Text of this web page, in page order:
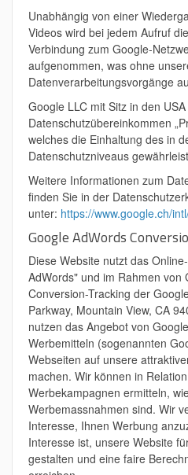
Unabhängig von einer
Videos wird bei jedem Aufruf
Verbindung zum Google-
aufgenommen, was ohne
Datenverarbeitungsvorgänge
Google LLC mit Sitz in den
Datenschutzübereinkommen
welches die Einhaltung des in
Datenschutzniveaus
Weitere Informationen zum
finden Sie in der
unter: https://www.google.ch/
Google AdWords
Diese Website nutzt das
AdWords" und im Rahmen von
Conversion-Tracking der
Parkway, Mountain View, CA
nutzen das Angebot von
Werbemitteln (sogenannten
Webseiten auf unsere
machen. Wir können in
Werbekampagnen ermitteln,
Werbemassnahmen sind. Wir
Interesse, Ihnen Werbung
Interesse ist, unsere Website
gestalten und eine faire